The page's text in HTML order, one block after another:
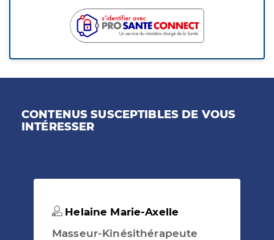
CONTENUS SUSCEPTIBLES DE VOUS
INTÉRESSER
Helaine Marie-Axelle
Masseur-Kinésithérapeute